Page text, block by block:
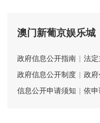
澳门新葡京娱乐城
政府信息公开指南 | 法定
政府信息公开制度 | 政府
信息公开申请须知 | 依